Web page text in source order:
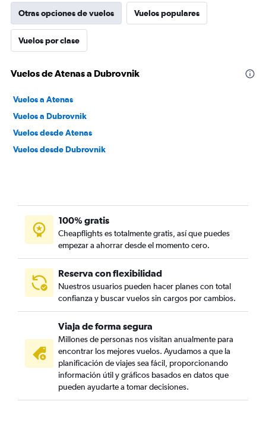
Otras opciones de vuelos Vuelos populares
Vuelos por clase
Vuelos de Atenas a Dubrovnik
Vuelos a Atenas
Vuelos a Dubrovnik
Vuelos desde Atenas
Vuelos desde Dubrovnik
100% gratis
Cheapflights es totalmente gratis, así que puedes
empezar a ahorrar desde el momento cero.
Reserva con flexibilidad
Nuestros usuarios pueden hacer planes con total
confianza y buscar vuelos sin cargos por cambios.
Viaja de forma segura
Millones de personas nos visitan anualmente para
encontrar los mejores vuelos. Ayudamos a que la
planificación de viajes sea fácil, proporcionando
información útil y gráficos basados en datos que
pueden ayudarte a tomar decisiones.